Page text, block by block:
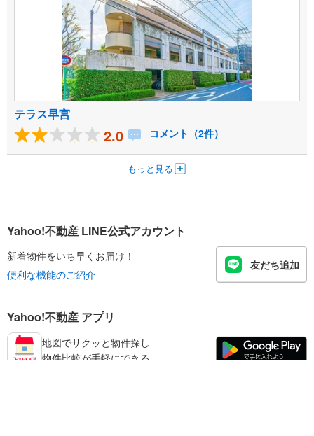
テラス早宮
2.0 コメント（2件）
もっと見る
Yahoo!不動産 LINE公式アカウント
新着物件をいち早くお届け！
便利な機能のご紹介
友だち追加
Yahoo!不動産 アプリ
地図でサクッと物件探し
物件比較が手軽にできる